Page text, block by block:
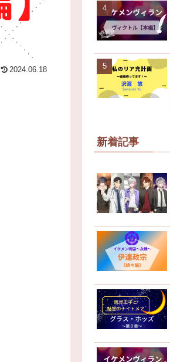
2024.06.18
新着記事